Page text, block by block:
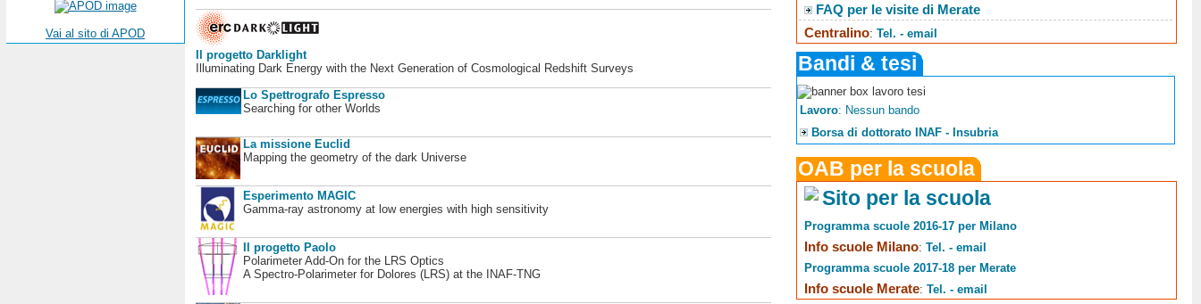
Vai al sito di APOD
Il progetto Darklight
Illuminating Dark Energy with the Next Generation of Cosmological Redshift Surveys
Lo Spettrografo Espresso
Searching for other Worlds
La missione Euclid
Mapping the geometry of the dark Universe
Esperimento MAGIC
Gamma-ray astronomy at low energies with high sensitivity
Il progetto Paolo
Polarimeter Add-On for the LRS Optics
A Spectro-Polarimeter for Dolores (LRS) at the INAF-TNG
FAQ per le visite di Merate
Centralino:Tel. - email
Bandi & tesi
Lavoro: Nessun bando
Borsa di dottorato INAF - Insubria
OAB per la scuola
Sito per la scuola
Programma scuole 2016-17 per Milano
Info scuole Milano:Tel. - email
Programma scuole 2017-18 per Merate
Info scuole Merate:Tel. - email